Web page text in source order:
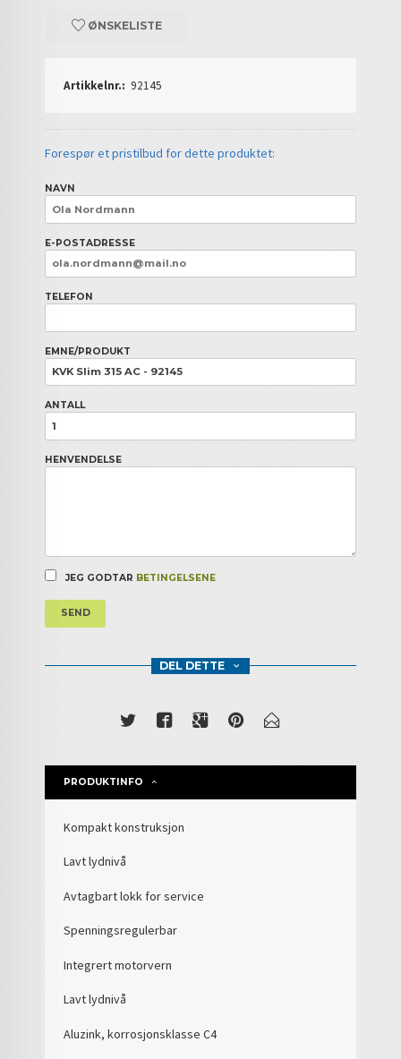
ØNSKELISTE
Artikkelnr.: 92145
Forespør et pristilbud for dette produktet:
NAVN
E-POSTADRESSE
TELEFON
EMNE/PRODUKT
ANTALL
HENVENDELSE
JEG GODTARBETINGELSENE
SEND
DEL DETTE
PRODUKTINFO
Kompakt konstruksjon
Lavt lydnivå
Avtagbart lokk for service
Spenningsregulerbar
Integrert motorvern
Lavt lydnivå
Aluzink, korrosjonsklasse C4